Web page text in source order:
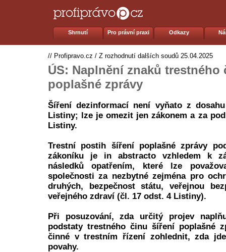
Shrnutí Pro právní praxi Odkazy
// Profipravo.cz / Z rozhodnutí dalších soudů 25.04.2025
ÚS: Naplnění znaků trestného
poplašné zprávy
Šíření dezinformací není vyňato z
Listiny; lze je omezit jen zákonem a za
Listiny.
Trestní postih šíření poplašné zprávy
zákoníku je in abstracto vzhledem k
následků opatřením, které lze
společnosti za nezbytné zejména pro
druhých, bezpečnost státu, veřejnou
veřejného zdraví (čl. 17 odst. 4 Listiny).
Při posuzování, zda určitý projev
podstaty trestného činu šíření poplašné
činné v trestním řízení zohlednit, zda
povahy.